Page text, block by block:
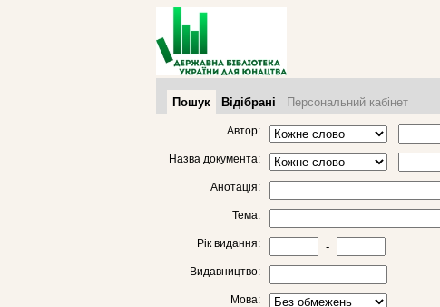
Пошук Відібрані Персональний кабінет
Автор:
Назва документа:
Анотація:
Тема:
Рік видання: -
Видавництво:
Мова: